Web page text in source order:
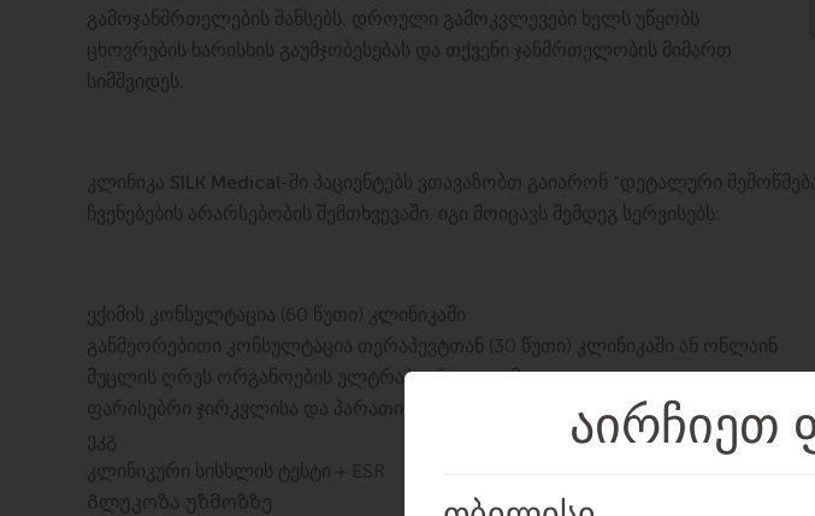
გამოჯანმრთელების შანსებს. დროული გამოკვლევები ხელს უწყობს
ცხოვრების ხარისხის გაუმჯობესებას და თქვენი ჯანმრთელობის მიმართ
სიმშვიდეს.
კლინიკა SILK Medical-ში პაციენტებს ვთავაზობთ გაიარონ “დეტალური
ჩვენებების არარსებობის შემთხვევაში. იგი მოიცავს შემდეგ სერვისებს:
ექიმის კონსულტაცია (60 წუთი) კლინიკაში
განმეორებითი კონსულტაცია თერაპევტთან (30 წუთი) კლინიკაში ან ონლაინ
მუცლის ღრუს ორგანოების ულტრაბგერითი გამოკვლევა
ფარისებრი ჯირკვლისა და პარათირეოიდული ჯირკვლების ულტრაბგერითი
ეკგ
კლინიკური სისხლის ტესტი + ESR
Გლუკოზა უზმოზზე